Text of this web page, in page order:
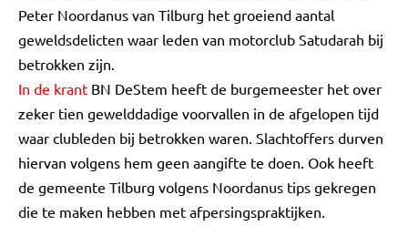
Peter Noordanus van Tilburg het groeiend aantal
geweldsdelicten waar leden van motorclub Satudarah bij
betrokken zijn.
In de krant BN DeStem heeft de burgemeester het over
zeker tien gewelddadige voorvallen in de afgelopen tijd
waar clubleden bij betrokken waren. Slachtoffers durven
hiervan volgens hem geen aangifte te doen. Ook heeft
de gemeente Tilburg volgens Noordanus tips gekregen
die te maken hebben met afpersingspraktijken.